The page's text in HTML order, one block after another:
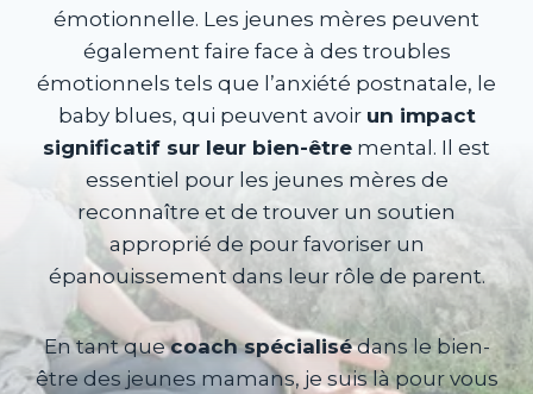
émotionnelle. Les jeunes mères peuvent
également faire face à des troubles
émotionnels tels que l’anxiété postnatale, le
baby blues, qui peuvent avoir un impact
significatif sur leur bien-être mental. Il est
essentiel pour les jeunes mères de
reconnaître et de trouver un soutien
approprié de pour favoriser un
épanouissement dans leur rôle de parent.
En tant quecoach spécialisédans le bien-
être des jeunes mamans, je suis là pour vous